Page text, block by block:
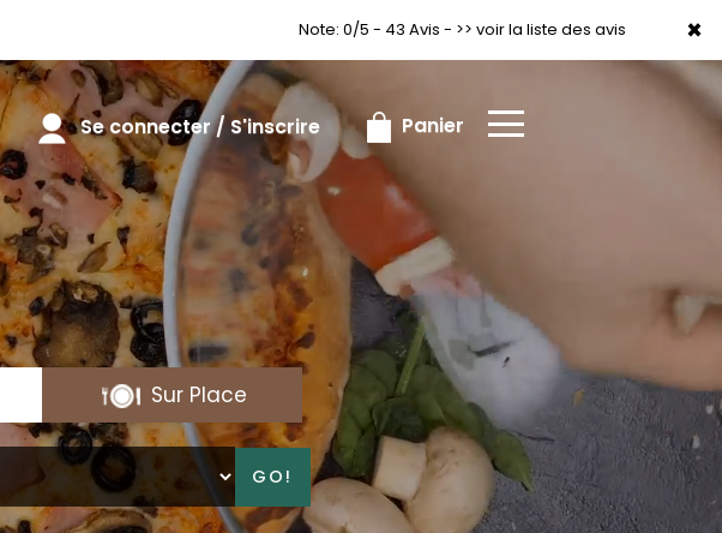
×
Note: 0/5 - 43 Avis - >> voir la liste des avis
Se connecter / S'inscrire Panier
×
Sur Place
GO!